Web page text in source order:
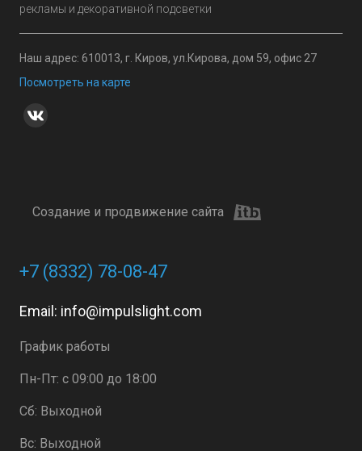
рекламы и декоративной подсветки
Наш адрес: 610013, г. Киров, ул.Кирова, дом 59, офис 27
Посмотреть на карте
Создание и продвижение сайта
+7 (8332) 78-08-47
Email: info@impulslight.com
График работы
Пн-Пт: с 09:00 до 18:00
Сб: Выходной
Вс: Выходной